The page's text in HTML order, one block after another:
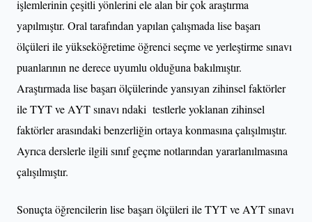
işlemlerinin çeşitli yönlerini ele alan bir çok araştırma
yapılmıştır. Oral tarafından yapılan çalışmada lise başarı
ölçüleri ile yükseköğretime öğrenci seçme ve yerleştirme sınavı
puanlarının ne derece uyumlu olduğuna bakılmıştır.
Araştırmada lise başarı ölçülerinde yansıyan zihinsel faktörler
ile TYT ve AYT sınavı ndaki testlerle yoklanan zihinsel
faktörler arasındaki benzerliğin ortaya konmasına çalışılmıştır.
Ayrıca derslerle ilgili sınıf geçme notlarından yararlanılmasına
çalışılmıştır.
Sonuçta öğrencilerin lise başarı ölçüleri ile TYT ve AYT sınavı